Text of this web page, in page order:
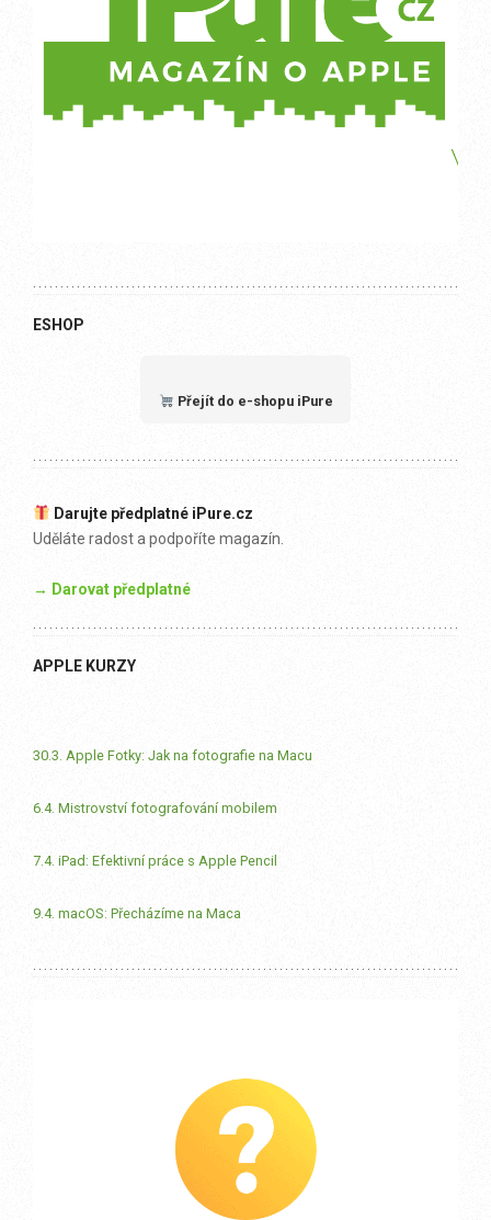
ESHOP
Přejít do e-shopu iPure
Darujte předplatné iPure.cz
Uděláte radost a podpoříte magazín.
→ Darovat předplatné
APPLE KURZY
30.3. Apple Fotky: Jak na fotografie na Macu
6.4. Mistrovství fotografování mobilem
7.4. iPad: Efektivní práce s Apple Pencil
9.4. macOS: Přecházíme na Maca